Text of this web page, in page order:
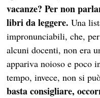
vacanze? Per non
libri da leggere. Una
impronunciabili, che,
alcuni docenti, non era
appariva noioso e poco
tempo, invece, non si
basta consigliare,